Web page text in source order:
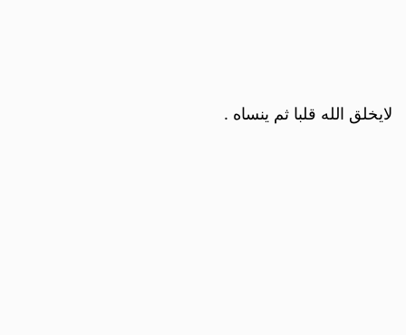
لايخلق الله قلبا ثم ينساه .